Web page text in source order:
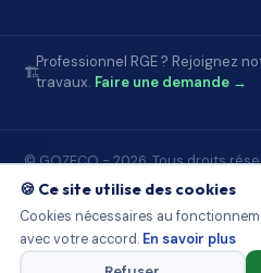
🏗️
Professionnel RGE ? Rejoignez
travaux. Faire une demande →
© GOZECO - 2026. Tous droits
Accueil FAQ À propos Contact
Conditions d'utilisation Confidentialité
Sources publiquesDémarchage et loi
Potentiel bâtimentsObservatoire
🍪 Ce site utilise des cookies
Cookies nécessaires au
avec votre accord. En savoir plus